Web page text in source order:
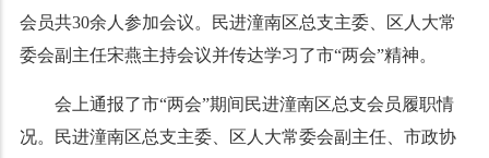
会员共30余人参加会议。民进潼南区总支主委、区人大常
委会副主任宋燕主持会议并传达学习了市“两会”精神。
会上通报了市“两会”期间民进潼南区总支会员履职情
况。民进潼南区总支主委、区人大常委会副主任、市政协